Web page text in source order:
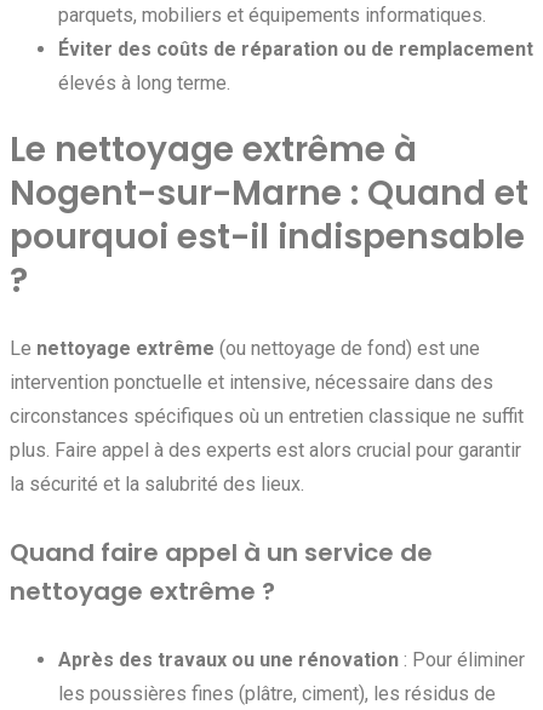
parquets, mobiliers et équipements informatiques.
Éviter des coûts de réparation ou de remplacement
élevés à long terme.
Le nettoyage extrême à
Nogent-sur-Marne : Quand et
pourquoi est-il indispensable
?
Le nettoyage extrême (ou nettoyage de fond) est une
intervention ponctuelle et intensive, nécessaire dans des
circonstances spécifiques où un entretien classique ne suffit
plus. Faire appel à des experts est alors crucial pour garantir
la sécurité et la salubrité des lieux.
Quand faire appel à un service de
nettoyage extrême ?
Après des travaux ou une rénovation : Pour éliminer
les poussières fines (plâtre, ciment), les résidus de